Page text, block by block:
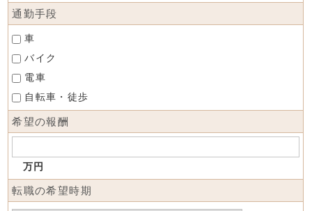
通勤手段
車
バイク
電車
自転車・徒歩
希望の報酬
万円
転職の希望時期